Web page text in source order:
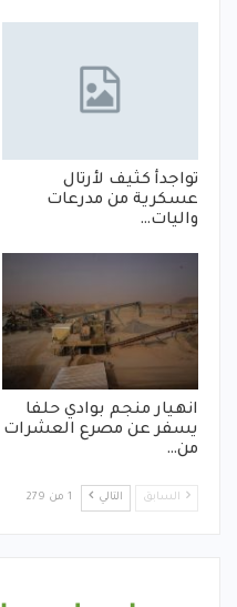
تواجدأ كثيف لأرتال
عسكرية من مدرعات
واليات…
انهيار منجم بوادي حلفا
يسفر عن مصرع العشرات
من…
السابق التالي 1 من 279